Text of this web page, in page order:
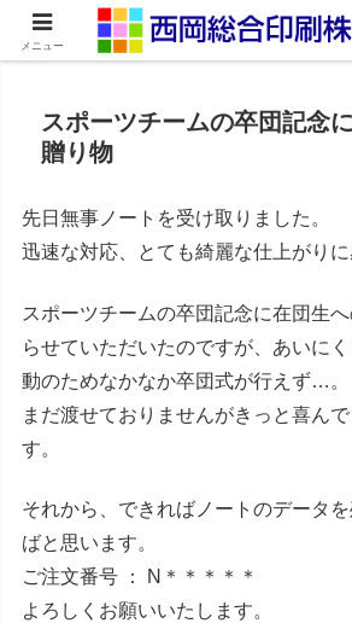
ネット印刷通販・オンデマン
スポーツチームの卒団記念
贈り物
先日無事ノートを受け取りました。
迅速な対応、とても綺麗な仕上がりに
スポーツチームの卒団記念に在団生
らせていただいたのですが、あいに
動のためなかなか卒団式が行えず…。
まだ渡せておりませんがきっと喜ん
す。
それから、できればノートのデータ
ばと思います。
ご注文番号 ： N＊＊＊＊＊
よろしくお願いいたします。
メニュー